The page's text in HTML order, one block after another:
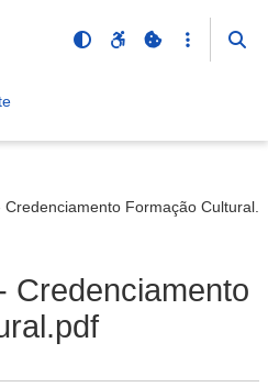
Credenciamento Formação
Credenciamento